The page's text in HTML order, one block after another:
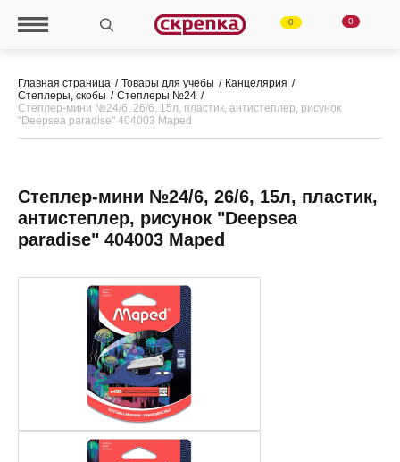
0 0
Главная страница Товары для учебы
Канцелярия
Степлеры, скобы
Степлеры №24
Степлер-мини №24/6, 26/6, 15л, пластик, антистеплер, рисунок
"Deepsea paradise" 404003 Maped
Степлер-мини №24/6, 26/6, 15л, пластик,
антистеплер, рисунок "Deepsea
paradise" 404003 Maped